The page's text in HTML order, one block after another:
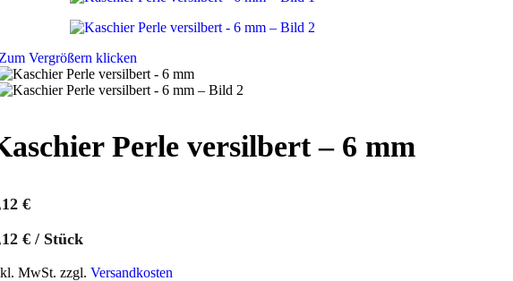
Vergrößern klicken
Perle versilbert – 6 mm
€
€ / Stück
MwSt. zzgl. Versandkosten